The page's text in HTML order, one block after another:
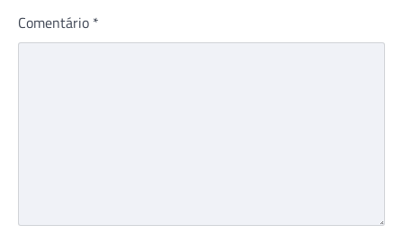
Comentário *